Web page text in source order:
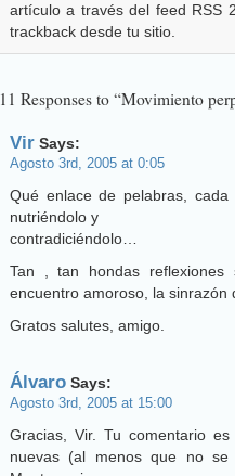
artículo a través del feed RSS
trackback desde tu sitio.
11 Responses to “Movimiento
Vir Says:
Agosto 3rd, 2005 at 0:05
Qué enlace de pelabras,
nutriéndolo y
contradiciéndolo…
Tan , tan hondas
encuentro amoroso, la
Gratos salutes, amigo.
Álvaro Says:
Agosto 3rd, 2005 at 15:00
Gracias, Vir. Tu comentario
nuevas (al menos que no